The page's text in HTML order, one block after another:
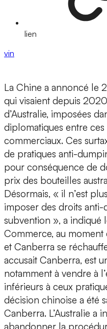
lien
vin
La Chine a annoncé le
qui visaient depuis
d’Australie, imposées
diplomatiques entre
commerciaux. Ces
de pratiques anti-
pour conséquence de
prix des bouteilles
Désormais, « il n’est
imposer des droits
subvention », a indiqué
Commerce, au
et Canberra se
accusait Canberra, est
notamment à vendre à
inférieurs à ceux
décision chinoise a été
Canberra. L’Australie a
abandonner la